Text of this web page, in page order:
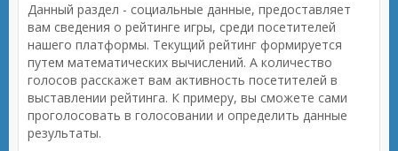
Данный раздел - социальные данные, предоставляет
вам сведения о рейтинге игры, среди посетителей
нашего платформы. Текущий рейтинг формируется
путем математических вычислений. А количество
голосов расскажет вам активность посетителей в
выставлении рейтинга. К примеру, вы сможете сами
проголосовать в голосовании и определить данные
результаты.